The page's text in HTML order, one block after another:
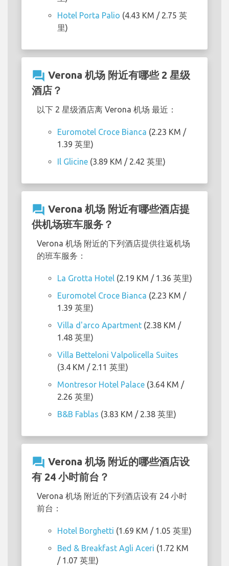
Hotel Porta Palio (4.43 KM / 2.75 英
里)
question_answer Verona 机场 附近有哪些 2 星级
酒店？
以下 2 星级酒店离 Verona 机场 最近：
Euromotel Croce Bianca (2.23 KM /
1.39 英里)
Il Glicine (3.89 KM / 2.42 英里)
question_answer Verona 机场 附近有哪些酒店提
供机场班车服务？
Verona 机场 附近的下列酒店提供往返机场
的班车服务：
La Grotta Hotel (2.19 KM / 1.36 英里)
Euromotel Croce Bianca (2.23 KM /
1.39 英里)
Villa d'arco Apartment (2.38 KM /
1.48 英里)
Villa Betteloni Valpolicella Suites
(3.4 KM / 2.11 英里)
Montresor Hotel Palace (3.64 KM /
2.26 英里)
B&B Fablas (3.83 KM / 2.38 英里)
question_answer Verona 机场 附近的哪些酒店设
有 24 小时前台？
Verona 机场 附近的下列酒店设有 24 小时
前台：
Hotel Borghetti (1.69 KM / 1.05 英里)
Bed & Breakfast Agli Aceri (1.72 KM
/ 1.07 英里)